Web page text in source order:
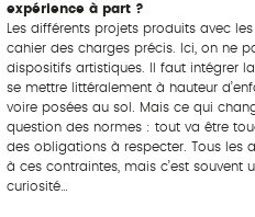
expérience à part ?
Les différents projets produits avec
cahier des charges précis. Ici, on ne
dispositifs artistiques. Il faut intégrer
se mettre littéralement à hauteur
voire posées au sol. Mais ce qui
question des normes : tout va être
des obligations à respecter. Tous les
à ces contraintes, mais c’est souvent
curiosité…